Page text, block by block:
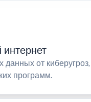
от
программ.